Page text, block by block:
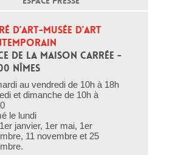
D’ART-MUSÉE D’ART
DE LA MAISON CARRÉE -
NÎMES
au vendredi de 10h à 18h
et dimanche de 10h à
le lundi
janvier, 1er mai, 1er
11 novembre et 25